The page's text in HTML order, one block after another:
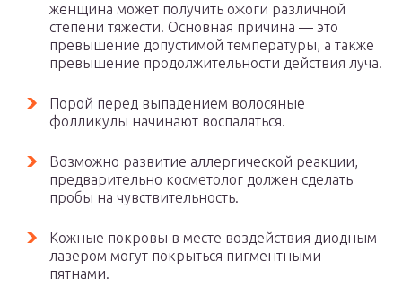
женщина может получить ожоги различной
степени тяжести. Основная причина — это
превышение допустимой температуры, а также
превышение продолжительности действия луча.
Порой перед выпадением волосяные
фолликулы начинают воспаляться.
Возможно развитие аллергической реакции,
предварительно косметолог должен сделать
пробы на чувствительность.
Кожные покровы в месте воздействия диодным
лазером могут покрыться пигментными
пятнами.